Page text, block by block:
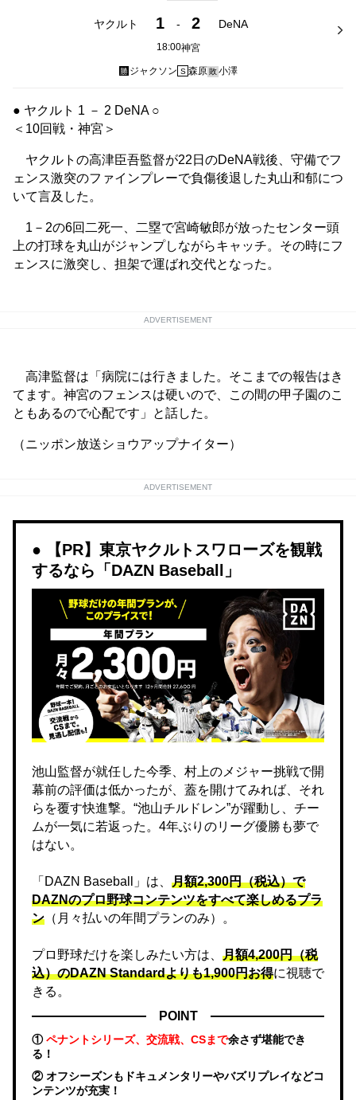
ヤクルト 1 - 2 DeNA
18:00神宮
勝 ジャクソン S 森原敗小澤
● ヤクルト 1 － 2 DeNA ○
＜10回戦・神宮＞
ヤクルトの高津臣吾監督が22日のDeNA戦後、守備でフ
ェンス激突のファインプレーで負傷後退した丸山和郁につ
いて言及した。
1－2の6回二死一、二塁で宮崎敏郎が放ったセンター頭
上の打球を丸山がジャンプしながらキャッチ。その時にフ
ェンスに激突し、担架で運ばれ交代となった。
ADVERTISEMENT
高津監督は「病院には行きました。そこまでの報告はき
てます。神宮のフェンスは硬いので、この間の甲子園のこ
ともあるので心配です」と話した。
（ニッポン放送ショウアップナイター）
ADVERTISEMENT
【PR】東京ヤクルトスワローズを観戦
するなら「DAZN Baseball」
池山監督が就任した今季、村上のメジャー挑戦で開
幕前の評価は低かったが、蓋を開けてみれば、それ
らを覆す快進撃。“池山チルドレン”が躍動し、チー
ムが一気に若返った。4年ぶりのリーグ優勝も夢で
はない。
「DAZN Baseball」は、 月額2,300円（税込）で
DAZNのプロ野球コンテンツをすべて楽しめるプラ
ン （月々払いの年間プランのみ）。
プロ野球だけを楽しみたい方は、 月額4,200円（税
込）のDAZN Standard​よりも1,900円お得に視聴で
きる。
POINT
①ペナントシリーズ、交流戦、CSまで余さず堪能でき
る！
② オフシーズンもドキュメンタリーやバズリプレイなどコ
ンテンツが充実！